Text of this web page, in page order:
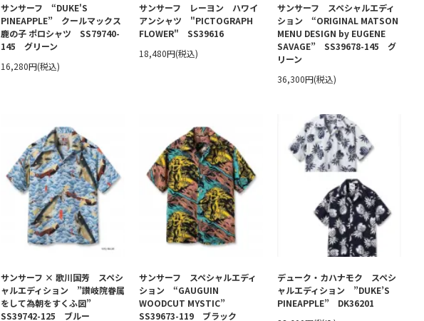
サンサーフ “DUKE'S
PINEAPPLE” クールマックス
鹿の子 ポロシャツ SS79740-
145 グリーン
16,280円(税込)
サンサーフ レーヨン ハワイ
アンシャツ "PICTOGRAPH
FLOWER" SS39616
18,480円(税込)
サンサーフ スペシャルエディ
ション “ORIGINAL MATSON
MENU DESIGN by EUGENE
SAVAGE” SS39678-145 グ
リーン
36,300円(税込)
サンサーフ × 歌川国芳 スペシ
ャルエディション ”讃岐院眷属
をして為朝をすくふ図”
SS39742-125 ブルー
サンサーフ スペシャルエディ
ション “GAUGUIN
WOODCUT MYSTIC”
SS39673-119 ブラック
デューク・カハナモク スペシ
ャルエディション ”DUKE’S
PINEAPPLE” DK36201